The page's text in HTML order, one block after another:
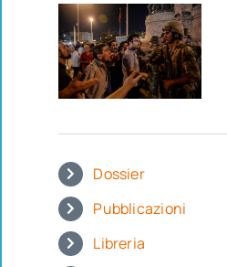
Dossier
Pubblicazioni
Libreria